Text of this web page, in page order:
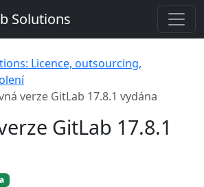
Solutions
Licence, outsourcing,
verze GitLab 17.8.1 vydána
GitLab 17.8.1